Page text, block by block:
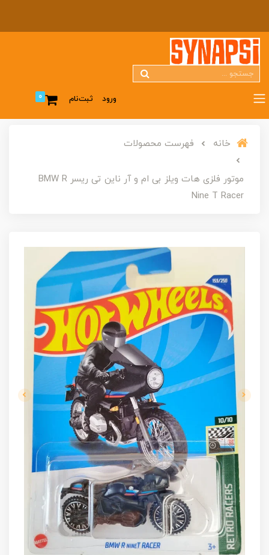
ورود ثبت‌نام 0
خانه فهرست محصولات
موتور فلزی هات ویلز بی ام و آر ناین تی ریسر BMW R
Nine T Racer